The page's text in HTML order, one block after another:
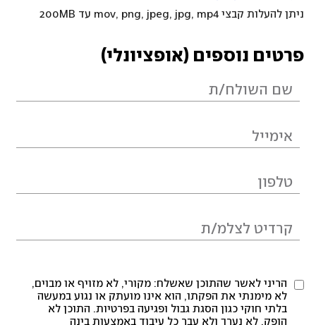
ניתן להעלות קבצי mov, png, jpeg, jpg, mp4 עד 200MB
פרטים נוספים (אופציונלי)
הריני לאשר שהתוכן שאשלח: מקורי, לא מזויף או מבוים,
לא מימנתי את הפקתו, הוא אינו מועתק או נגוע במעשה
בלתי חוקי כגון הסגת גבול ופגיעה בפרטיות. התוכן לא
הופק, לא נערך ולא עבר כל עיבוד באמצעות בינה